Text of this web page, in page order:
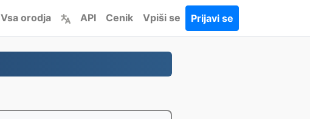
Vsa orodja API Cenik Vpiši se Prijavi se